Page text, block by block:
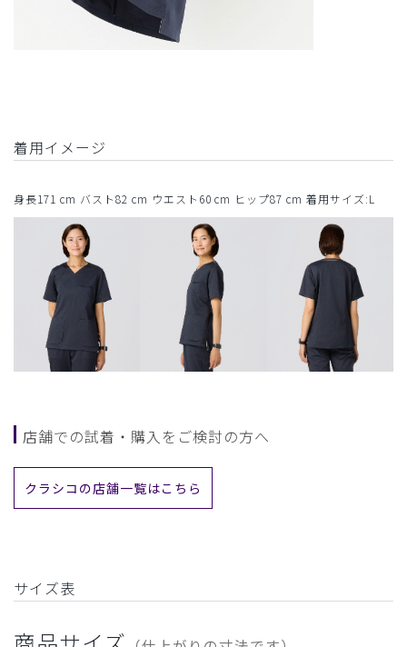
着用イメージ
身長171 cm バスト82 cm ウエスト60 cm ヒップ87 cm 着用サイズ:L
店舗での試着・購入をご検討の方へ
クラシコの店舗一覧はこちら
サイズ表